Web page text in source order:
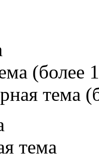
(более
тема
тема